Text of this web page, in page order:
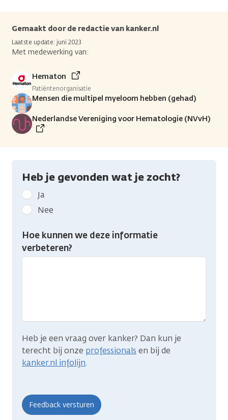
Gemaakt door de redactie van kanker.nl
Laatste update: juni 2023
Met medewerking van:
Hematon
Patiëntenorganisatie
Mensen die multipel myeloom hebben (gehad)
Nederlandse Vereniging voor Hematologie (NVvH)
Heb je gevonden wat je zocht?
Geef
kanker.nl
feedback:
Heb
gevonden
Ja
Nee
Hoe kunnen we deze informatie
verbeteren?
Heb je een vraag over kanker? Dan kun je
terecht bij onze professionals en bij de
kanker.nl infolijn.